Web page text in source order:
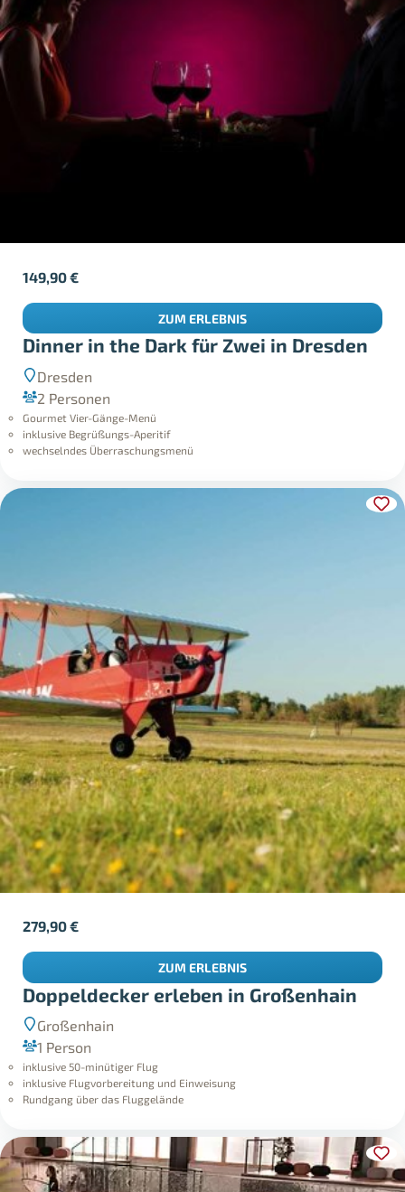
Dinner in the Dark für Zwei in Dresden
Dresden
2 Personen
Gourmet Vier-Gänge-Menü
inklusive Begrüßungs-Aperitif
wechselndes Überraschungsmenü
149,90€
ZUM ERLEBNIS
Doppeldecker erleben in Großenhain
Großenhain
1 Person
inklusive 50-minütiger Flug
inklusive Flugvorbereitung und Einweisung
Rundgang über das Fluggelände
279,90€
ZUM ERLEBNIS